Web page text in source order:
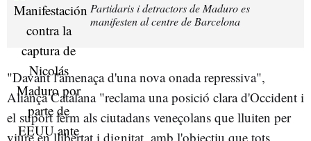
Partidaris i detractors de Maduro es
manifesten al centre de Barcelona
"Davant l'amenaça d'una nova onada repressiva",
Aliança Catalana "reclama una posició clara d'Occident i
el suport ferm als ciutadans veneçolans que lluiten per
viure en llibertat i dignitat, amb l'objectiu que tots